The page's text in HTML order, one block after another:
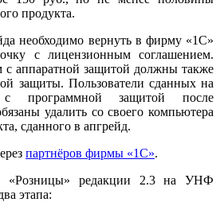
продукта.
необходимо вернуть в фирму «1С»
с лицензионным соглашением.
с аппаратной защитой должны также
защиты. Пользователи сданных на
с программной защитой после
удалить со своего компьютера
сданного в апгрейд.
партнёров фирмы «1С».
«Розницы» редакции 2.3 на УНФ
этапа: